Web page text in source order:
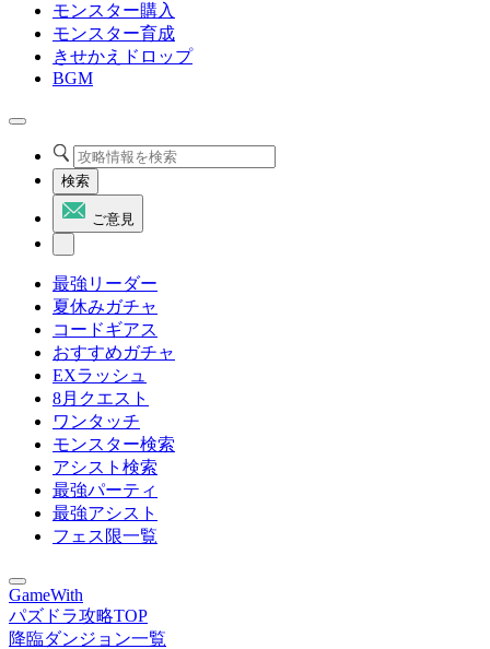
モンスター購入
モンスター育成
きせかえドロップ
BGM
検索
ご意見
最強リーダー
夏休みガチャ
コードギアス
おすすめガチャ
EXラッシュ
8月クエスト
ワンタッチ
モンスター検索
アシスト検索
最強パーティ
最強アシスト
フェス限一覧
GameWith
パズドラ攻略TOP
降臨ダンジョン一覧